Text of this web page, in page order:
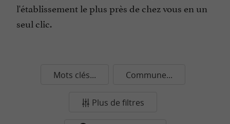
l'établissement le plus près de chez vous en un
seul clic.
Mots clés... Commune...
Plus de filtres